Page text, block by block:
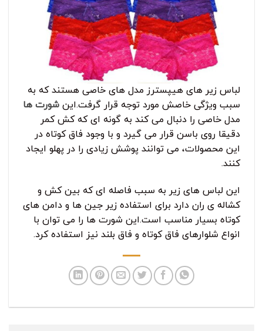
لباس زیر های هیپسترز مدل های خاصی هستند که به
سبب ویژگی خاصش مورد توجه قرار گرفت.این شورت ها
مدل خاصی را دنبال می کند به گونه ای که کش کمر
دقیقا روی باسن قرار می گیرد و با وجود فاق کوتاه در
این محصولات، می توانند پوشش زیادی را در پهلو ایجاد
کنند.
این لباس های زیر به سبب فاصله ای که بین کش و
کشاله ی ران دارد برای استفاده زیر جین ها و دامن های
کوتاه بسیار مناسب است.این شورت ها را می توان با
انواع شلوارهای فاق کوتاه و فاق بلند نیز استفاده کرد.